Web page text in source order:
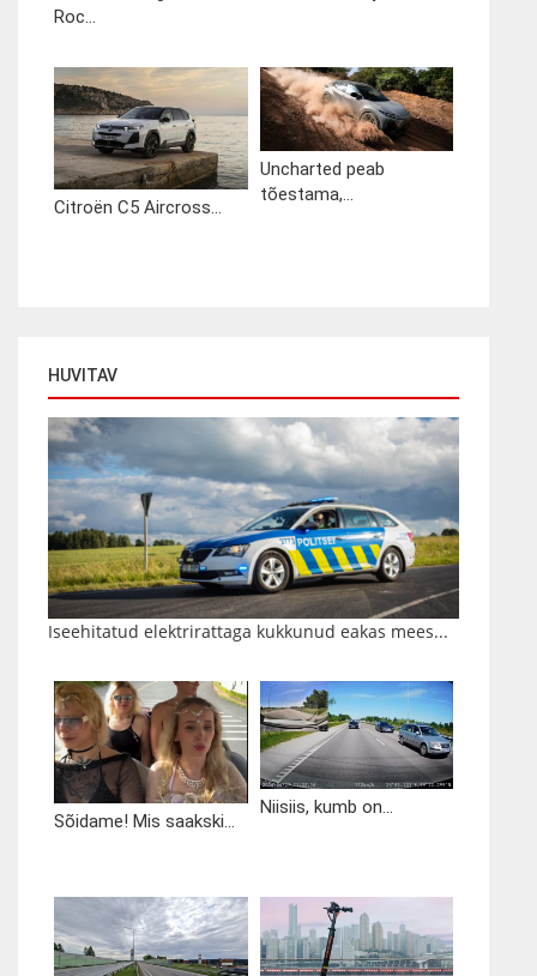
Roc...
Citroën C5 Aircross...
Uncharted peab
tõestama,...
HUVITAV
Iseehitatud elektrirattaga kukkunud eakas mees...
Sõidame! Mis saakski...
Niisiis, kumb on...